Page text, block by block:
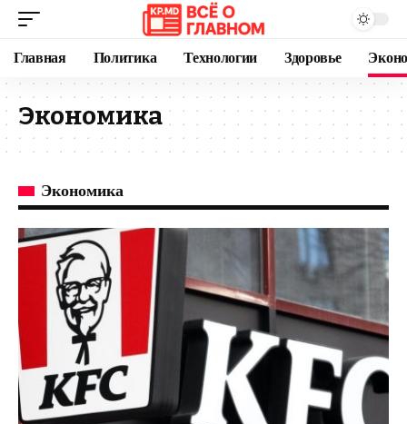
Главная Политика Технологии Здоровье
Экономика
Экономика